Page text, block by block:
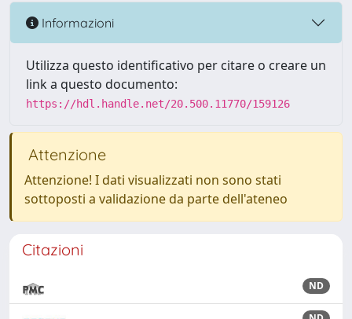
Informazioni
Utilizza questo identificativo per citare o creare un
link a questo documento:
https://hdl.handle.net/20.500.11770/159126
Attenzione
Attenzione! I dati visualizzati non sono stati
sottoposti a validazione da parte dell'ateneo
Citazioni
ND